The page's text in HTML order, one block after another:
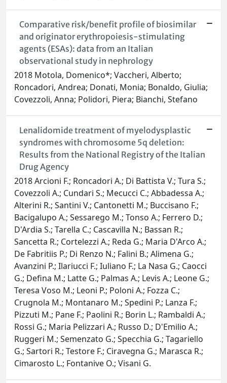
Comparative risk/benefit profile of biosimilar
and originator erythropoiesis-stimulating
agents (ESAs): data from an Italian
observational study in nephrology
2018 Motola, Domenico*; Vaccheri, Alberto;
Roncadori, Andrea; Donati, Monia; Bonaldo, Giulia;
Covezzoli, Anna; Polidori, Piera; Bianchi, Stefano
Lenalidomide treatment of myelodysplastic
syndromes with chromosome 5q deletion:
Results from the National Registry of the Italian
Drug Agency
2018 Arcioni F.; Roncadori A.; Di Battista V.; Tura S.;
Covezzoli A.; Cundari S.; Mecucci C.; Abbadessa A.;
Alterini R.; Santini V.; Cantonetti M.; Buccisano F.;
Bacigalupo A.; Sessarego M.; Tonso A.; Ferrero D.;
D'Ardia S.; Tarella C.; Cascavilla N.; Bassan R.;
Sancetta R.; Cortelezzi A.; Reda G.; Maria D'Arco A.;
De Fabritiis P.; Di Renzo N.; Falini B.; Alimena G.;
Avanzini P.; Ilariucci F.; Iuliano F.; La Nasa G.; Caocci
G.; Defina M.; Latte G.; Palmas A.; Levis A.; Leone G.;
Teresa Voso M.; Leoni P.; Poloni A.; Fozza C.;
Crugnola M.; Montanaro M.; Spedini P.; Lanza F.;
Pizzuti M.; Pane F.; Paolini R.; Borin L.; Rambaldi A.;
Rossi G.; Maria Pelizzari A.; Russo D.; D'Emilio A.;
Ruggeri M.; Semenzato G.; Specchia G.; Tagariello
G.; Sartori R.; Testore F.; Ciravegna G.; Marasca R.;
Cimarosto L.; Fontanive O.; Visani G.